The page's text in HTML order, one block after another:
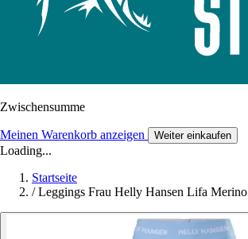
Zwischensumme
Meinen Warenkorb anzeigen Weiter einkaufen
Loading...
Startseite
/ Leggings Frau Helly Hansen Lifa Merino